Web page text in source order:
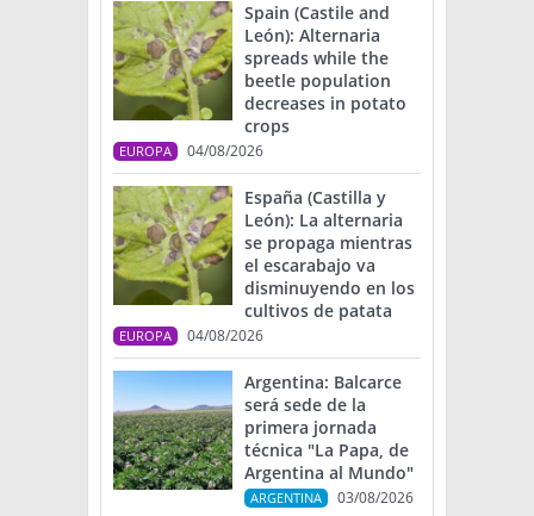
Spain (Castile and
León): Alternaria
spreads while the
beetle population
decreases in potato
crops
EUROPA 04/08/2026
España (Castilla y
León): La alternaria
se propaga mientras
el escarabajo va
disminuyendo en los
cultivos de patata
EUROPA 04/08/2026
Argentina: Balcarce
será sede de la
primera jornada
técnica "La Papa, de
Argentina al Mundo"
ARGENTINA 03/08/2026